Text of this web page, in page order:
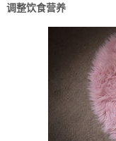
调整饮食营养